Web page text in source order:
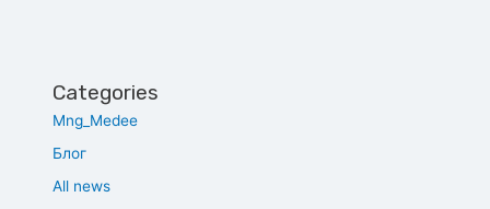
Categories
Mng_Medee
Блог
All news